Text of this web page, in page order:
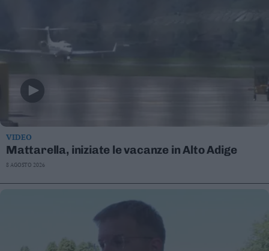
VIDEO
Mattarella, iniziate le vacanze in Alto Adige
8 AGOSTO 2026